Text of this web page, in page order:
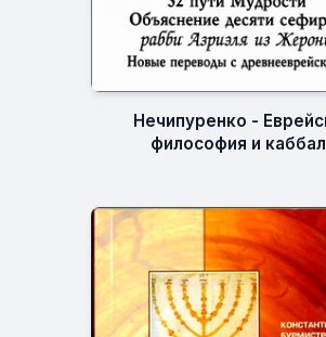
Нечипуренко -
философия и